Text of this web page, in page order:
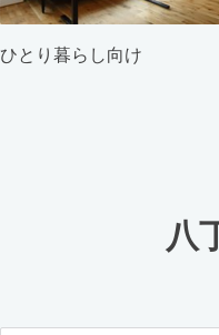
ひとり暮らし向け
八